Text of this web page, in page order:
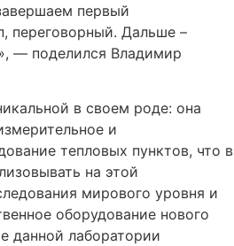
первый
переговорный. Дальше –
— поделился Владимир
в своем роде: она
и
тепловых пунктов, что в
на этой
мирового уровня и
оборудование нового
данной лаборатории